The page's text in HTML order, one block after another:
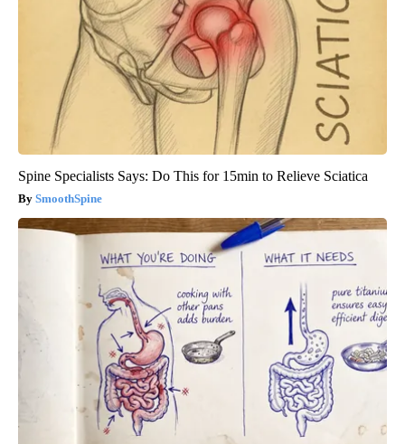
Spine Specialists Says: Do This for 15min to Relieve Sciatica
SmoothSpine